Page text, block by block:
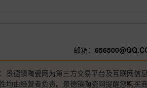
邮箱：
景德镇陶瓷网为第三方交易平台及互联网信
均由经营者负责。景德镇陶瓷网提醒您购买